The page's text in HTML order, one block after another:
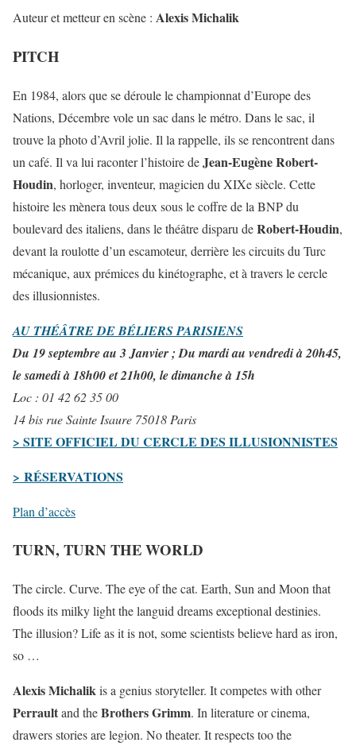
Auteur et metteur en scène : Alexis Michalik
PITCH
En 1984, alors que se déroule le championnat d’Europe des
Nations, Décembre vole un sac dans le métro. Dans le sac, il
trouve la photo d’Avril jolie. Il la rappelle, ils se rencontrent dans
un café. Il va lui raconter l’histoire deJean-Eugène Robert-
Houdin, horloger, inventeur, magicien du XIXe siècle. Cette
histoire les mènera tous deux sous le coffre de la BNP du
boulevard des italiens, dans le théâtre disparu deRobert-Houdin,
devant la roulotte d’un escamoteur, derrière les circuits du Turc
mécanique, aux prémices du kinétographe, et à travers le cercle
des illusionnistes.
AU THÉÂTRE DE BÉLIERS PARISIENS
Du 19 septembre au 3 Janvier ; Du mardi au vendredi à 20h45,
le samedi à 18h00 et 21h00, le dimanche à 15h
Loc : 01 42 62 35 00
14 bis rue Sainte Isaure 75018 Paris
> SITE OFFICIEL DU CERCLE DES ILLUSIONNISTES
> RÉSERVATIONS
Plan d’accès
TURN, TURN THE WORLD
The circle. Curve. The eye of the cat. Earth, Sun and Moon that
floods its milky light the languid dreams exceptional destinies.
The illusion? Life as it is not, some scientists believe hard as iron,
so …
Alexis Michalikis a genius storyteller. It competes with other
Perraultand theBrothers Grimm. In literature or cinema,
drawers stories are legion. No theater. It respects too the